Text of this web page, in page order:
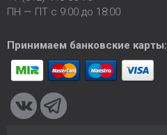
ПН — ПТ с 9:00 до 18:00
Принимаем банковские карты: